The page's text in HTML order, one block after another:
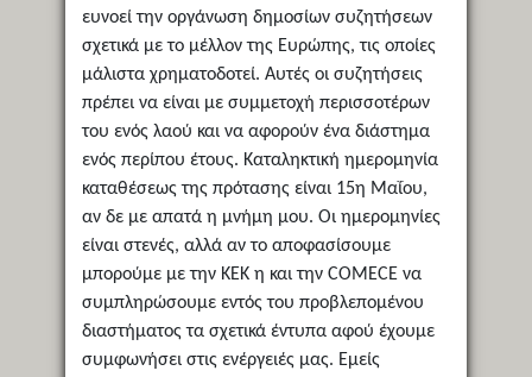
ευνοεί την οργάνωση δημοσίων συζητήσεων
σχετικά με το μέλλον της Ευρώπης, τις οποίες
μάλιστα χρηματοδοτεί. Αυτές οι συζητήσεις
πρέπει να είναι με συμμετοχή περισσοτέρων
του ενός λαού και να αφορούν ένα διάστημα
ενός περίπου έτους. Καταληκτική ημερομηνία
καταθέσεως της πρότασης είναι 15η Μαΐου,
αν δε με απατά η μνήμη μου. Οι ημερομηνίες
είναι στενές, αλλά αν το αποφασίσουμε
μπορούμε με την ΚΕΚ η και την COMECE να
συμπληρώσουμε εντός του προβλεπομένου
διαστήματος τα σχετικά έντυπα αφού έχουμε
συμφωνήσει στις ενέργειές μας. Εμείς